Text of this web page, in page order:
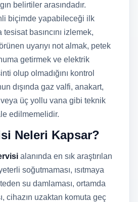
belirtiler arasındadır.
biçimde yapabileceği ilk
basıncını izlemek,
uyarıyı not almak, petek
getirmek ve elektrik
olup olmadığını kontrol
dışında gaz valfi, anakart,
üç yollu vana gibi teknik
edilmemelidir.
Neleri Kapsar?
alanında en sık araştırılan
soğutmaması, ısıtmaya
su damlaması, ortamda
cihazın uzaktan komuta geç